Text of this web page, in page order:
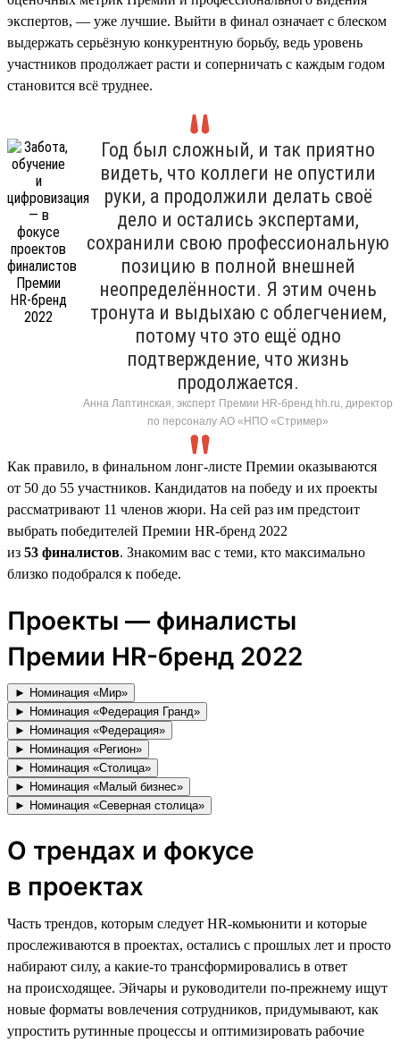
экспертов, — уже лучшие. Выйти в финал означает с блеском
выдержать серьёзную конкурентную борьбу, ведь уровень
участников продолжает расти и соперничать с каждым годом
становится всё труднее.
Год был сложный, и так приятно
видеть, что коллеги не опустили
руки, а продолжили делать своё
дело и остались экспертами,
сохранили свою профессиональную
позицию в полной внешней
неопределённости. Я этим очень
тронута и выдыхаю с облегчением,
потому что это ещё одно
подтверждение, что жизнь
продолжается.
Анна Лаптинская, эксперт Премии HR-бренд hh.ru, директор
по персоналу АО «НПО «Стример»
Как правило, в финальном лонг-листе Премии оказываются
от 50 до 55 участников. Кандидатов на победу и их проекты
рассматривают 11 членов жюри. На сей раз им предстоит
выбрать победителей Премии HR-бренд 2022
из 53 финалистов. Знакомим вас с теми, кто максимально
близко подобрался к победе.
Проекты — финалисты
Премии HR-бренд 2022
► Номинация «Мир»
► Номинация «Федерация Гранд»
► Номинация «Федерация»
► Номинация «Регион»
► Номинация «Столица»
► Номинация «Малый бизнес»
► Номинация «Северная столица»
О трендах и фокусе
в проектах
Часть трендов, которым следует HR-комьюнити и которые
прослеживаются в проектах, остались с прошлых лет и просто
набирают силу, а какие-то трансформировались в ответ
на происходящее. Эйчары и руководители по-прежнему ищут
новые форматы вовлечения сотрудников, придумывают, как
упростить рутинные процессы и оптимизировать рабочие